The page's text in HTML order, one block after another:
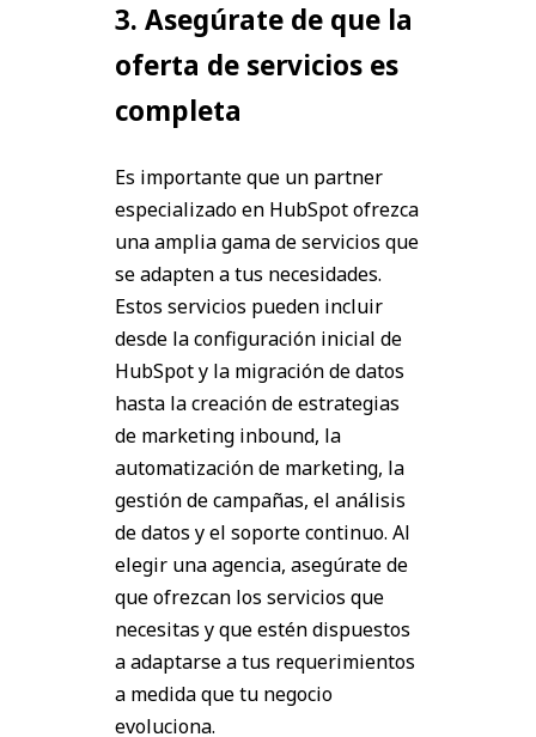
3. Asegúrate de que la
oferta de servicios es
completa
Es importante que un partner
especializado en HubSpot ofrezca
una amplia gama de servicios que
se adapten a tus necesidades.
Estos servicios pueden incluir
desde la configuración inicial de
HubSpot y la migración de datos
hasta la creación de estrategias
de marketing inbound, la
automatización de marketing, la
gestión de campañas, el análisis
de datos y el soporte continuo. Al
elegir una agencia, asegúrate de
que ofrezcan los servicios que
necesitas y que estén dispuestos
a adaptarse a tus requerimientos
a medida que tu negocio
evoluciona.